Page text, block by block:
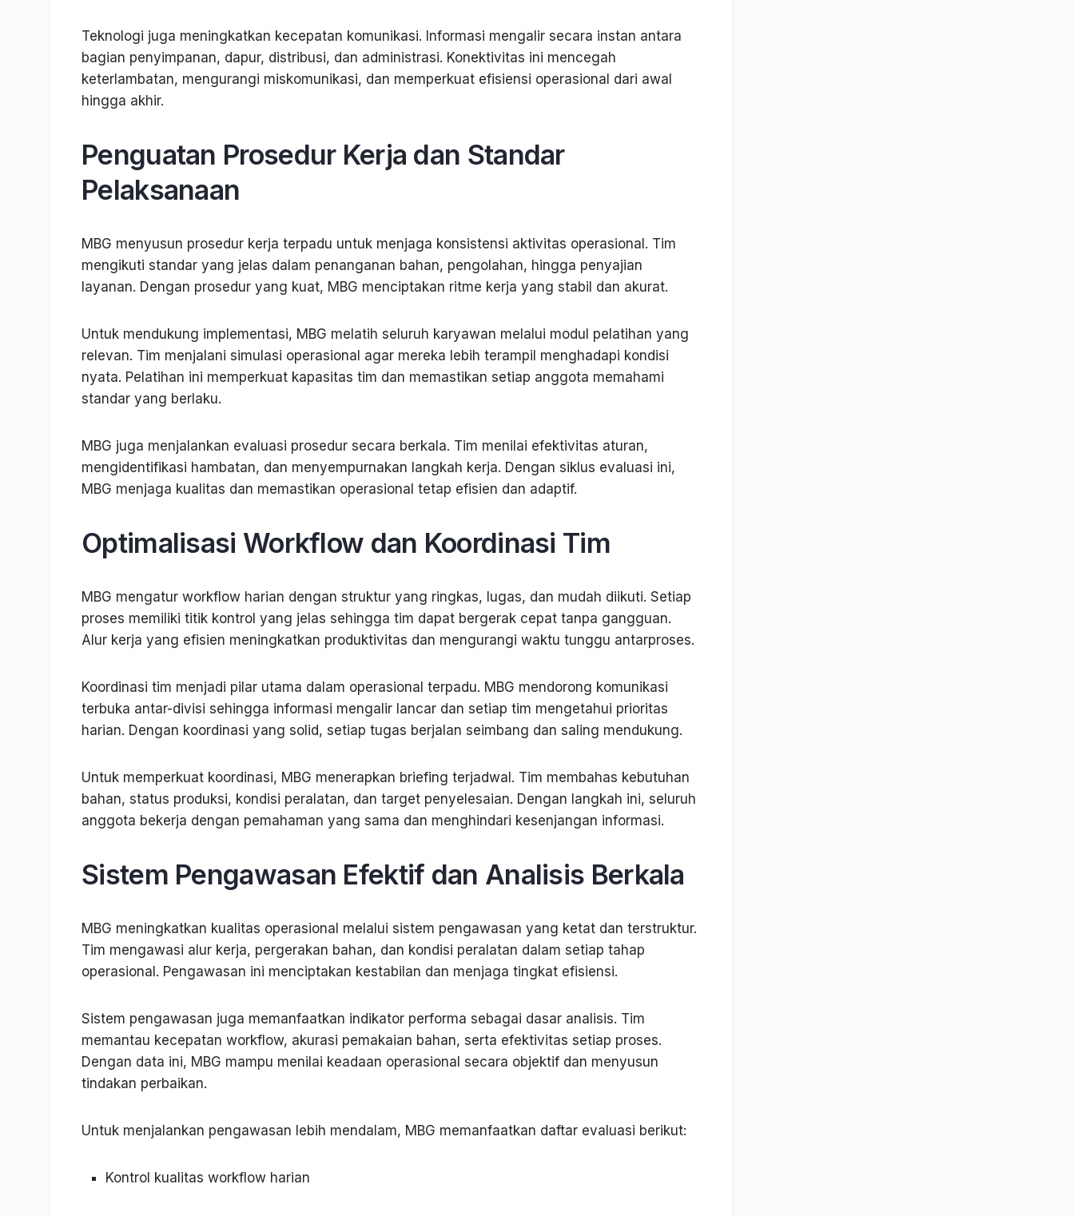
Teknologi juga meningkatkan kecepatan komunikasi. Informasi mengalir secara instan antara
bagian penyimpanan, dapur, distribusi, dan administrasi. Konektivitas ini mencegah
keterlambatan, mengurangi miskomunikasi, dan memperkuat efisiensi operasional dari awal
hingga akhir.
Penguatan Prosedur Kerja dan Standar
Pelaksanaan
MBG menyusun prosedur kerja terpadu untuk menjaga konsistensi aktivitas operasional. Tim
mengikuti standar yang jelas dalam penanganan bahan, pengolahan, hingga penyajian
layanan. Dengan prosedur yang kuat, MBG menciptakan ritme kerja yang stabil dan akurat.
Untuk mendukung implementasi, MBG melatih seluruh karyawan melalui modul pelatihan yang
relevan. Tim menjalani simulasi operasional agar mereka lebih terampil menghadapi kondisi
nyata. Pelatihan ini memperkuat kapasitas tim dan memastikan setiap anggota memahami
standar yang berlaku.
MBG juga menjalankan evaluasi prosedur secara berkala. Tim menilai efektivitas aturan,
mengidentifikasi hambatan, dan menyempurnakan langkah kerja. Dengan siklus evaluasi ini,
MBG menjaga kualitas dan memastikan operasional tetap efisien dan adaptif.
Optimalisasi Workflow dan Koordinasi Tim
MBG mengatur workflow harian dengan struktur yang ringkas, lugas, dan mudah diikuti. Setiap
proses memiliki titik kontrol yang jelas sehingga tim dapat bergerak cepat tanpa gangguan.
Alur kerja yang efisien meningkatkan produktivitas dan mengurangi waktu tunggu antarproses.
Koordinasi tim menjadi pilar utama dalam operasional terpadu. MBG mendorong komunikasi
terbuka antar-divisi sehingga informasi mengalir lancar dan setiap tim mengetahui prioritas
harian. Dengan koordinasi yang solid, setiap tugas berjalan seimbang dan saling mendukung.
Untuk memperkuat koordinasi, MBG menerapkan briefing terjadwal. Tim membahas kebutuhan
bahan, status produksi, kondisi peralatan, dan target penyelesaian. Dengan langkah ini, seluruh
anggota bekerja dengan pemahaman yang sama dan menghindari kesenjangan informasi.
Sistem Pengawasan Efektif dan Analisis Berkala
MBG meningkatkan kualitas operasional melalui sistem pengawasan yang ketat dan terstruktur.
Tim mengawasi alur kerja, pergerakan bahan, dan kondisi peralatan dalam setiap tahap
operasional. Pengawasan ini menciptakan kestabilan dan menjaga tingkat efisiensi.
Sistem pengawasan juga memanfaatkan indikator performa sebagai dasar analisis. Tim
memantau kecepatan workflow, akurasi pemakaian bahan, serta efektivitas setiap proses.
Dengan data ini, MBG mampu menilai keadaan operasional secara objektif dan menyusun
tindakan perbaikan.
Untuk menjalankan pengawasan lebih mendalam, MBG memanfaatkan daftar evaluasi berikut:
Kontrol kualitas workflow harian